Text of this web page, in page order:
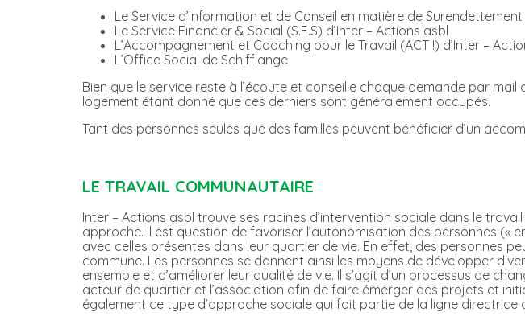
Le Service d’Information et de Conseil en matière de Surendettement
Le Service Financier & Social (S.F.S) d’Inter – Actions asbl
L’Accompagnement et Coaching pour le Travail (ACT !) d’Inter –
L’Office Social de Schifflange
Bien que le service reste à l’écoute et conseille chaque demande par
logement étant donné que ces derniers sont généralement occupés.
Tant des personnes seules que des familles peuvent bénéficier d’un
LE TRAVAIL COMMUNAUTAIRE
Inter – Actions asbl trouve ses racines d’intervention sociale dans le
approche. Il est question de favoriser l’autonomisation des personnes
avec celles présentes dans leur quartier de vie. En effet, des personnes
commune. Les personnes se donnent ainsi les moyens de développer
ensemble et d’améliorer leur qualité de vie. Il s’agit d’un processus de
acteur de quartier et l’association afin de faire émerger des projets et
également ce type d’approche sociale qui fait partie de la ligne directrice